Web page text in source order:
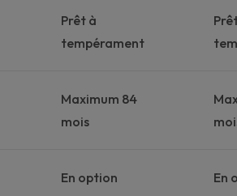
Prêt à
tempérament
Maximum 84
mois
En option En